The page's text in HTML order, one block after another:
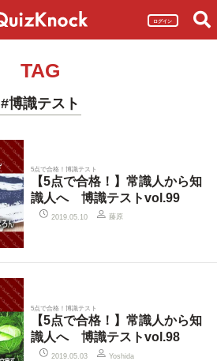
ログイン
TAG
#博識テスト
5点で合格！博識テスト
【5点で合格！】常識人から知
識人へ 博識テストvol.99
2019.05.10 藤原
5点で合格！博識テスト
【5点で合格！】常識人から知
識人へ 博識テストvol.98
2019.05.03 Yoshida